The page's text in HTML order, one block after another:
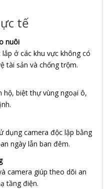
tế
nuôi
ở các khu vực không có
tài sản và chống trộm.
hộ, biệt thự vùng ngoại ô,
dụng camera độc lập bằng
ngày lẫn ban đêm.
camera giúp theo dõi an
tầng điện.